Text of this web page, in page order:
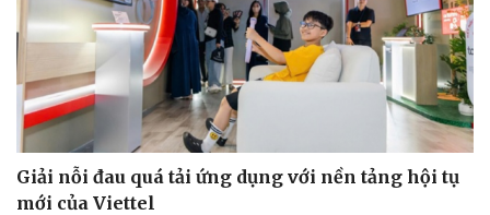
Hạt giống tâm hồn
Giải nỗi đau quá tải ứng dụng với nền tảng hội tụ
mới của Viettel